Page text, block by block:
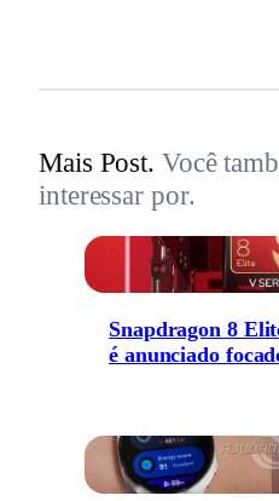
Mais Post. Você
interessar por.
Snapdragon 8
é anunciado